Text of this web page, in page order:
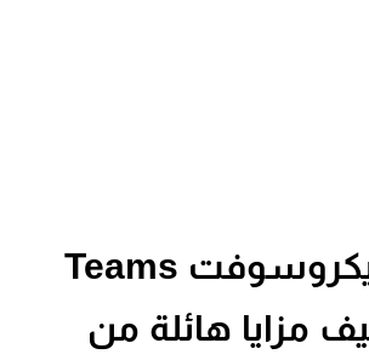
تحديث مايكروسوفت Teams
مزايا هائلة من